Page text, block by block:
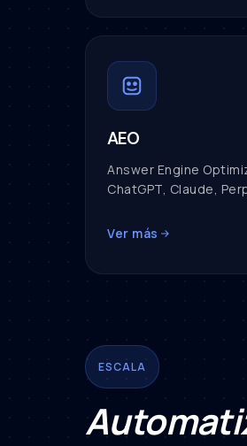
AEO
Answer Engine
ChatGPT, Claude,
Ver más
ESCALA